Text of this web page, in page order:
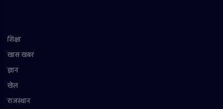
शिक्षा
खास खबर
ज्ञान
खेल
राजस्थान